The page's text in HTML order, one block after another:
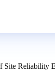
Site Reliability